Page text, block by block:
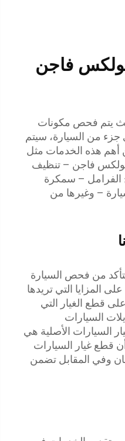
فاجن
يتم فحص مكونات
جزء من السيارة، سيتم
أهم هذه الخدمات مثل
فولكس فاجن – تنظيف
الفرامل – سمكرة
– وغيرها من
من فحص السيارة
التي تريدها
قطع الغيار التي
السيارات
السيارات الأصلية هي
قطع غيار السيارات
وفي المقابل تضمن